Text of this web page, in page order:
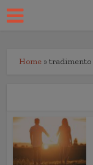
Home »tradimento